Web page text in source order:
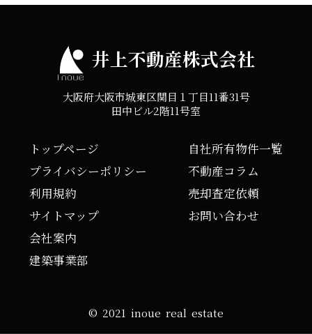
井上不動産株式会社
大阪府大阪市城東区関目１丁目11番31号
田中ビル2階11号室
トップページ
プライバシーポリシー
利用規約
サイトマップ
会社案内
建築事業部
自社所有物件一覧
不動産コラム
売却査定依頼
お問い合わせ
© 2021 inoue real estate